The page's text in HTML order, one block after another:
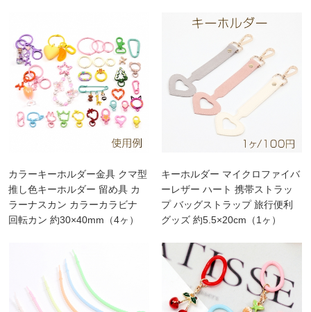
カラーキーホルダー金具 クマ型
推し色キーホルダー 留め具 カ
ラーナスカン カラーカラビナ
回転カン 約30×40mm（4ヶ）
キーホルダー マイクロファイバ
ーレザー ハート 携帯ストラッ
プ バッグストラップ 旅行便利
グッズ 約5.5×20cm（1ヶ）